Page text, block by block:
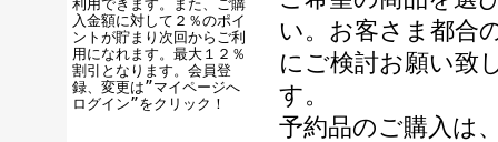
利用できます。また、ご購
入金額に対して２％のポイ
ントが貯まり次回からご利
用になれます。最大１２％
割引となります。会員登
録、変更は”マイページへ
ログイン”をクリック！
い。お客さま都合
にご検討お願い致
す。
予約品のご購入は